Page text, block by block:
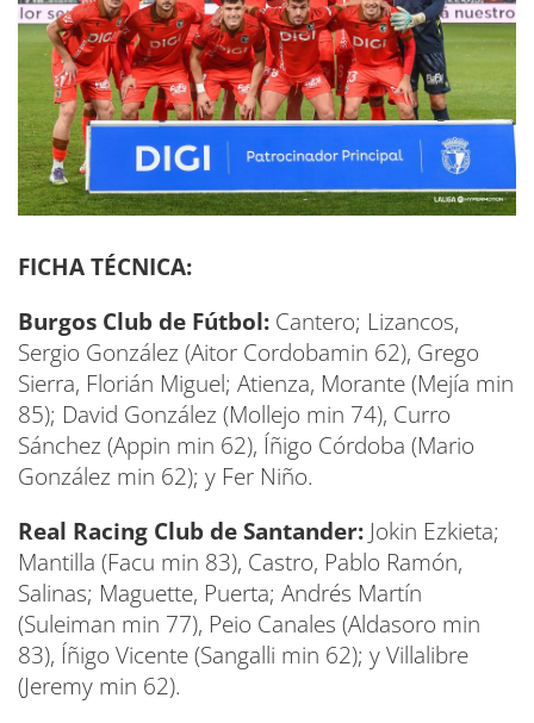
FICHA TÉCNICA:
Burgos Club de Fútbol: Cantero; Lizancos,
Sergio González (Aitor Cordobamin 62), Grego
Sierra, Florián Miguel; Atienza, Morante (Mejía min
85); David González (Mollejo min 74), Curro
Sánchez (Appin min 62), Íñigo Córdoba (Mario
González min 62); y Fer Niño.
Real Racing Club de Santander: Jokin Ezkieta;
Mantilla (Facu min 83), Castro, Pablo Ramón,
Salinas; Maguette, Puerta; Andrés Martín
(Suleiman min 77), Peio Canales (Aldasoro min
83), Íñigo Vicente (Sangalli min 62); y Villalibre
(Jeremy min 62).